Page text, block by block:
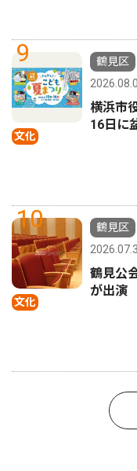
9
文化
鶴見区
横浜市
16日に
10
文化
鶴見区
鶴見公
が出演